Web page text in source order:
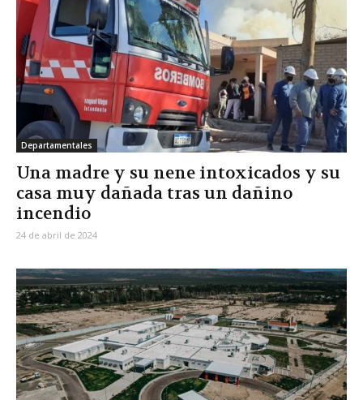
Departamentales
Una madre y su nene intoxicados y su
casa muy dañada tras un dañino
incendio
24 de abril de 2024